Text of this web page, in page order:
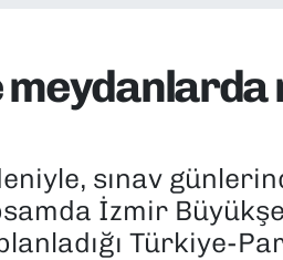
sınav
İzmir
Türkiye-